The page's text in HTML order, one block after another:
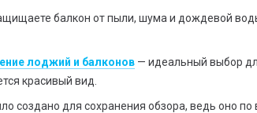
балкон от пыли, шума и дождевой
лоджий и балконов — идеальный выбор
красивый вид.
создано для сохранения обзора, ведь оно